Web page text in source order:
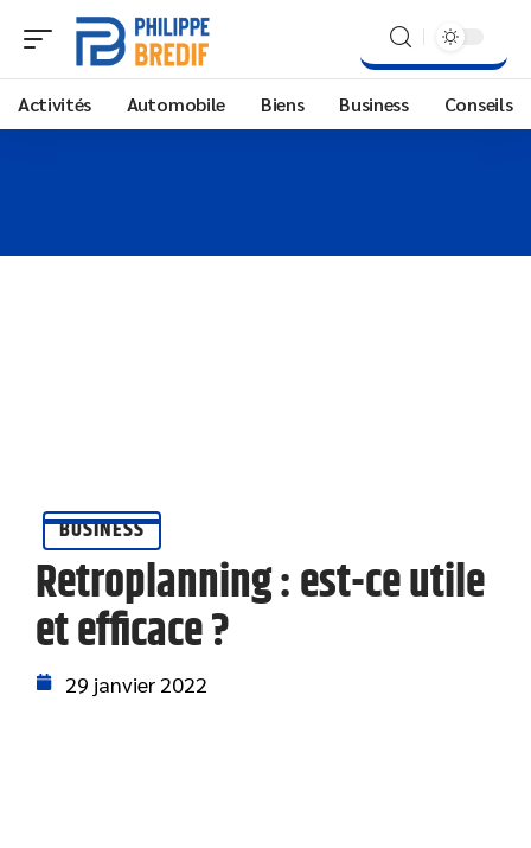
Activités Automobile Biens Business Conseils
BUSINESS
Retroplanning : est-ce utile
et efficace ?
29 janvier 2022